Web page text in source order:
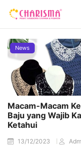
News
Macam-Macam
Baju yang Wajib
Ketahui
13/12/2023